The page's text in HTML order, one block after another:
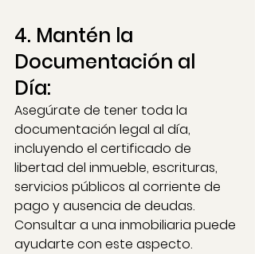
4. Mantén la
Documentación al
Día:
Asegúrate de tener toda la
documentación legal al día,
incluyendo el certificado de
libertad del inmueble, escrituras,
servicios públicos al corriente de
pago y ausencia de deudas.
Consultar a una inmobiliaria puede
ayudarte con este aspecto.